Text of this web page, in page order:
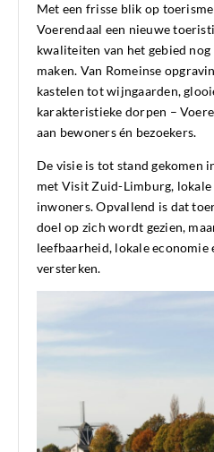
Met een frisse blik op
Voerendaal een nieuwe
kwaliteiten van het gebied
maken. Van Romeinse
kastelen tot wijngaarden,
karakteristieke dorpen –
aan bewoners én bezoekers.
De visie is tot stand gekomen
met Visit Zuid-Limburg, lokale
inwoners. Opvallend is dat
doel op zich wordt gezien,
leefbaarheid, lokale
versterken.